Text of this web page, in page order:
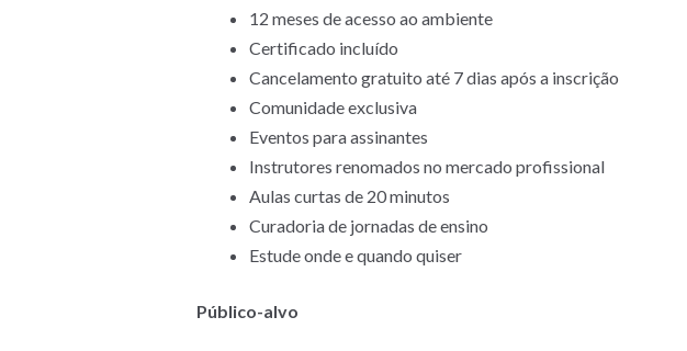
12 meses de acesso ao ambiente
Certificado incluído
Cancelamento gratuito até 7 dias após a inscrição
Comunidade exclusiva
Eventos para assinantes
Instrutores renomados no mercado profissional
Aulas curtas de 20 minutos
Curadoria de jornadas de ensino
Estude onde e quando quiser
Público-alvo